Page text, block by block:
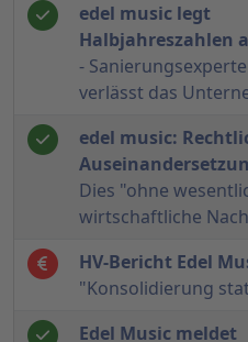
edel music legt
Halbjahreszahlen
-
verlässt das
edel music:
Dies "ohne
wirtschaftliche
HV-Bericht Edel
"Konsolidierung
Edel Music meldet